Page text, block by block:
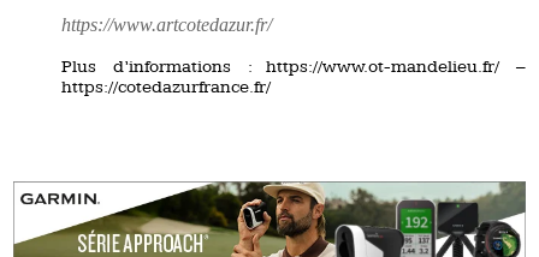
https://www.artcotedazur.fr/
Plus d’informations : https://www.ot-mandelieu.fr/ –
https://cotedazurfrance.fr/